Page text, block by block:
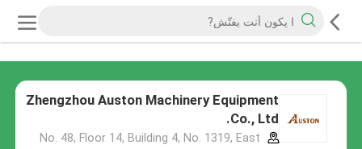
Zhengzhou Auston Machinery Equipment
Co., Ltd.
No. 48, Floor 14, Building 4, No. 1319, East